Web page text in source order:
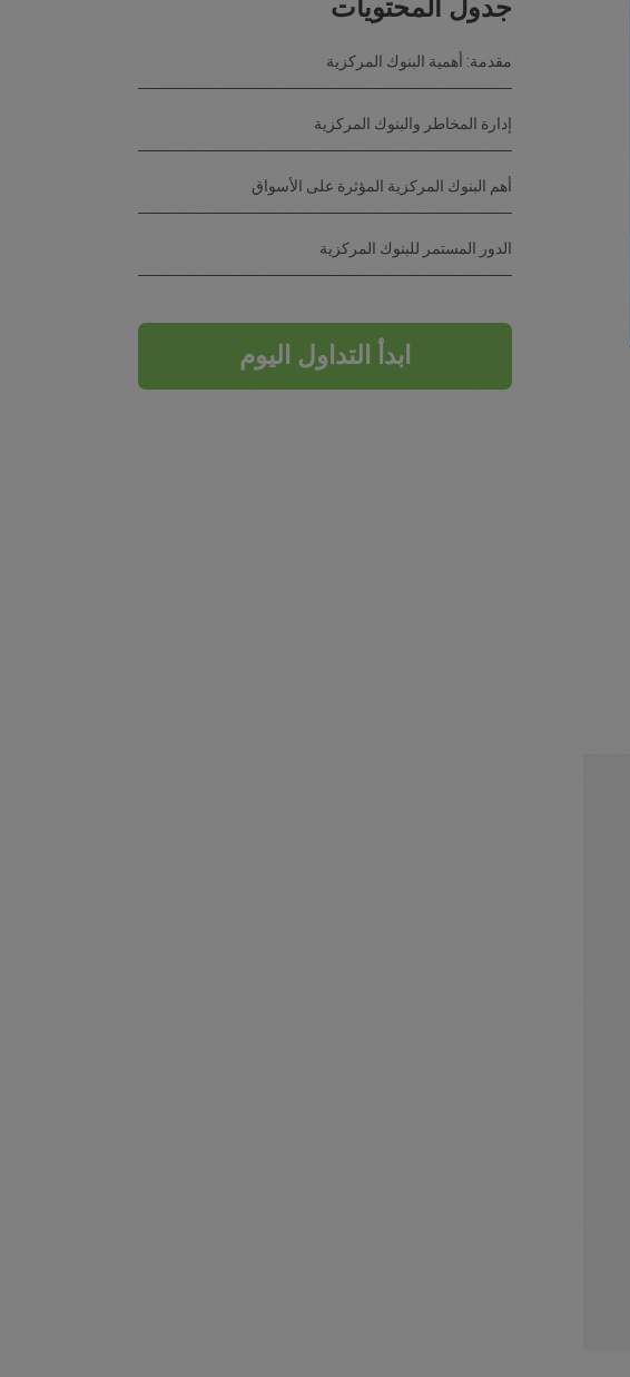
جدول المحتويات
مقدمة: أهمية البنوك المركزية
إدارة المخاطر والبنوك المركزية
أهم البنوك المركزية المؤثرة على الأسواق
الدور المستمر للبنوك المركزية
ابدأ التداول اليوم